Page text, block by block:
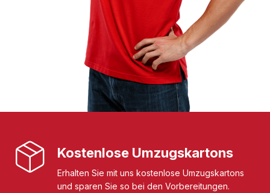
Kostenlose Umzugskartons
Erhalten Sie mit uns kostenlose Umzugskartons
und sparen Sie so bei den Vorbereitungen.